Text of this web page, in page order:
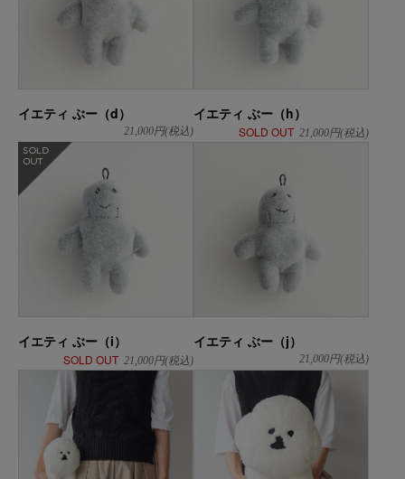
イエティ ぶー（d）
21,000円(税込)
イエティ ぶー（h）
SOLD OUT 21,000円(税込)
イエティ ぶー（i）
SOLD OUT 21,000円(税込)
イエティ ぶー（j）
21,000円(税込)